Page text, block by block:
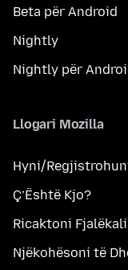
Beta për Android
Nightly
Nightly për
Llogari Mozilla
Hyni/
Ç’Është Kjo?
Ricaktoni
Njëkohësoni të